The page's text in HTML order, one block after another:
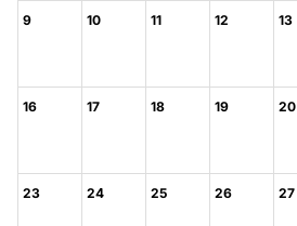
9 10 11 12 13
16 17 18 19 20
23 24 25 26 27